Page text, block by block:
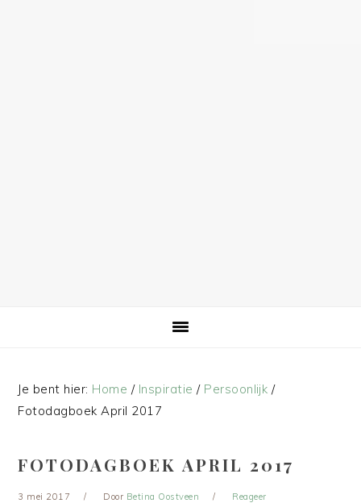
Je bent hier: Home / Inspiratie / Persoonlijk /
Fotodagboek April 2017
FOTODAGBOEK APRIL 2017
3 mei 2017 Door Betina Oostveen Reageer